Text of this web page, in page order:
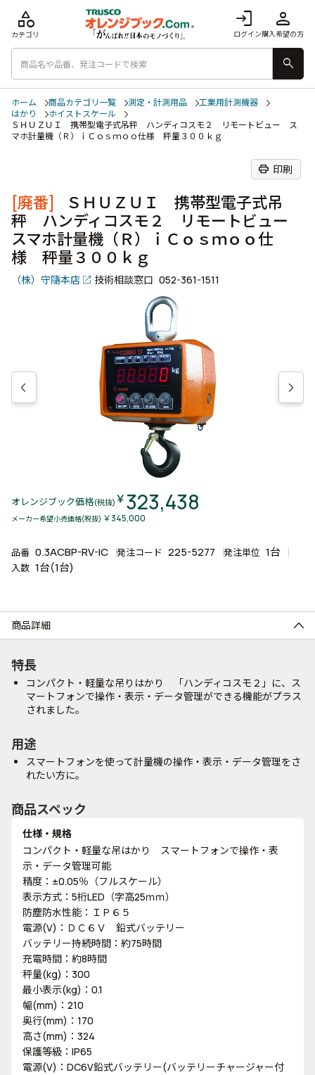
login
ログイン
person
購入希望の方
category
カテゴリ
search
ホーム 商品カテゴリ一覧 測定・計測用品
工業用計測機器
はかり
ホイストスケール
ＳＨＵＺＵＩ 携帯型電子式吊秤 ハンディコスモ２ リモートビュー ス
マホ計量機（Ｒ）ｉＣｏｓｍｏｏ仕様 秤量３００ｋｇ
print 印刷
[廃番]
ＳＨＵＺＵＩ 携帯型電子式吊
秤 ハンディコスモ２ リモートビュー
スマホ計量機（Ｒ）ｉＣｏｓｍｏｏ仕
様 秤量３００ｋｇ
（株）守隨本店 技術相談窓口 052-361-1511
オレンジブック価格(税抜) ￥323,438
メーカー希望小売価格(税抜) ￥345,000
品番 0.3ACBP-RV-IC 発注コード 225-5277 発注単位 1台
入数 1台(1台)
商品詳細
特長
コンパクト・軽量な吊りはかり 「ハンディコスモ２」に、ス
マートフォンで操作・表示・データ管理ができる機能がプラス
されました。
用途
スマートフォンを使って計量機の操作・表示・データ管理をさ
れたい方に。
商品スペック
仕様・規格
コンパクト・軽量な吊はかり スマートフォンで操作・表
示・データ管理可能
精度：±0.05％（フルスケール）
表示方式：5桁LED（字高25ｍｍ）
防塵防水性能：ＩＰ６５
電源(V)：ＤＣ６Ｖ 鉛式バッテリー
バッテリー持続時間：約75時間
充電時間：約8時間
秤量(kg)：300
最小表示(kg)：0.1
幅(mm)：210
奥行(mm)：170
高さ(mm)：324
保護等級：IP65
電源(V)：DC6V鉛式バッテリー(バッテリーチャージャー付